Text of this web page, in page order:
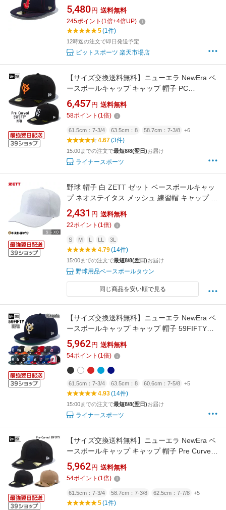
ップ 帽子 26SS(14948254)
5,480 円 送料無料
245ポイント (1倍+4倍UP)
5(1件)
12時迄の注文で即日発送予定
ピットスポーツ 楽天市場店
【サイズ交換送料無料】ニューエラ NewEra ベ
ースボールキャップ キャップ 帽子 PC
59FIFTY NPB オンフィールド 読売ジャイアン
ツ オーセンティック ホーム ビジター 巨人 東京
PC-59FIFTY-YG
6,457 円 送料無料
58ポイント (1倍)
61.5cm：7-3/4 63.5cm：8 58.7cm：7-3/8 +6
4.67(3件)
15:00までの注文で最短8/8(翌日)お届け
ライナースポーツ
野球 帽子 白 ZETT ゼット ベースボールキャッ
プ ネオステイタス メッシュ 練習帽 キャップ 六
方角 丸型 前立て付き 少年サイズ対応 BH146
ジュニア 【365日あす楽対応】
2,431 円 送料無料
22ポイント (1倍)
S M L LL 3L
4.79(14件)
15:00までの注文で最短8/8(翌日)お届け
野球用品ベースボールタウン
同じ商品を安い順で見る
【サイズ交換送料無料】ニューエラ NewEra ベ
ースボールキャップ キャップ 帽子 59FIFTY
NPB Classic 日本プロ野球 クラシック NPB-CL-
59FIFTY
5,962 円 送料無料
54ポイント (1倍)
61.5cm：7-3/4 63.5cm：8 60.6cm：7-5/8 +5
4.93(14件)
15:00までの注文で最短8/8(翌日)お届け
ライナースポーツ
【サイズ交換送料無料】ニューエラ NewEra ベ
ースボールキャップ キャップ 帽子 Pre Curved
59FIFTY 正規品 PC-59FIFTY
5,962 円 送料無料
54ポイント (1倍)
61.5cm：7-3/4 58.7cm：7-3/8 62.5cm：7-7/8 +5
5(1件)